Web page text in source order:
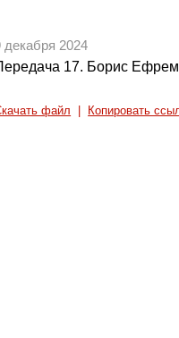
декабря 2024
17. Борис
файл Копировать